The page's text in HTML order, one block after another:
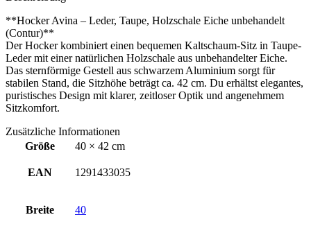
**Hocker Avina – Leder, Taupe, Holzschale Eiche unbehandelt
(Contur)**
Der Hocker kombiniert einen bequemen Kaltschaum-Sitz in Taupe-
Leder mit einer natürlichen Holzschale aus unbehandelter Eiche.
Das sternförmige Gestell aus schwarzem Aluminium sorgt für
stabilen Stand, die Sitzhöhe beträgt ca. 42 cm. Du erhältst elegantes,
puristisches Design mit klarer, zeitloser Optik und angenehmem
Sitzkomfort.
Zusätzliche Informationen
Größe
40 × 42 cm
EAN 1291433035
Breite 40